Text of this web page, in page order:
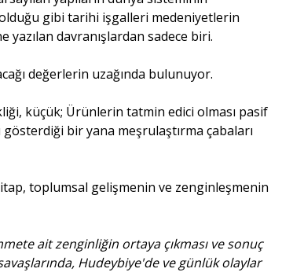
olduğu gibi tarihi işgalleri medeniyetlerin
davranışlardan sadece biri.
değerlerin uzağında bulunuyor.
küçük; Ürünlerin tatmin edici olması pasif
bir yana meşrulaştırma çabaları
toplumsal gelişmenin ve zenginleşmenin
ait zenginliğin ortaya çıkması ve sonuç
Hudeybiye'de ve günlük olaylar